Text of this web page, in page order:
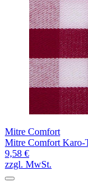
Mitre Comfort
Mitre Comfort Karo-
9,58 €
zzgl. MwSt.